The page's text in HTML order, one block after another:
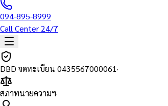
094-895-8999
Call Center 24/7
DBD จดทะเบียน 0435567000061·
สภาทนายความฯ·